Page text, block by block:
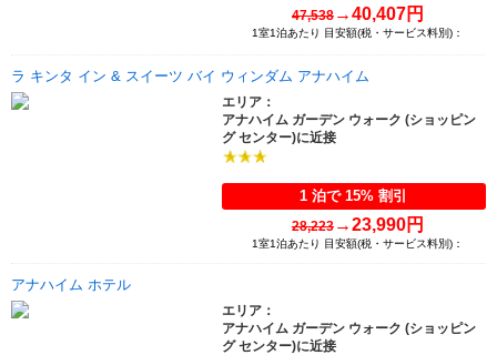
47,538→40,407円
1室1泊あたり 目安額(税・サービス料別)：
ラ キンタ イン & スイーツ バイ ウィンダム アナハイム
エリア：
アナハイム ガーデン ウォーク (ショッピン
グ センター)に近接
1 泊で 15% 割引
28,223→23,990円
1室1泊あたり 目安額(税・サービス料別)：
アナハイム ホテル
エリア：
アナハイム ガーデン ウォーク (ショッピン
グ センター)に近接